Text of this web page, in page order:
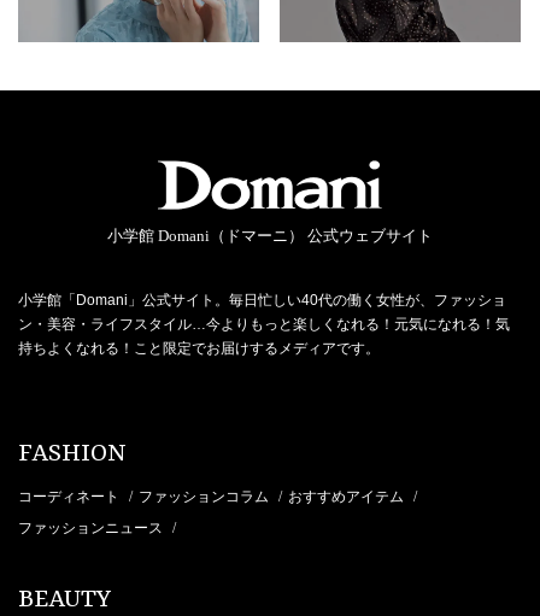
小学館 Domani（ドマーニ） 公式ウェブサイト
小学館「Domani」公式サイト。毎日忙しい40代の働く女性が、ファッショ
ン・美容・ライフスタイル…今よりもっと楽しくなれる！元気になれる！気
持ちよくなれる！こと限定でお届けするメディアです。
FASHION
コーディネート / ファッションコラム / おすすめアイテム /
ファッションニュース /
BEAUTY